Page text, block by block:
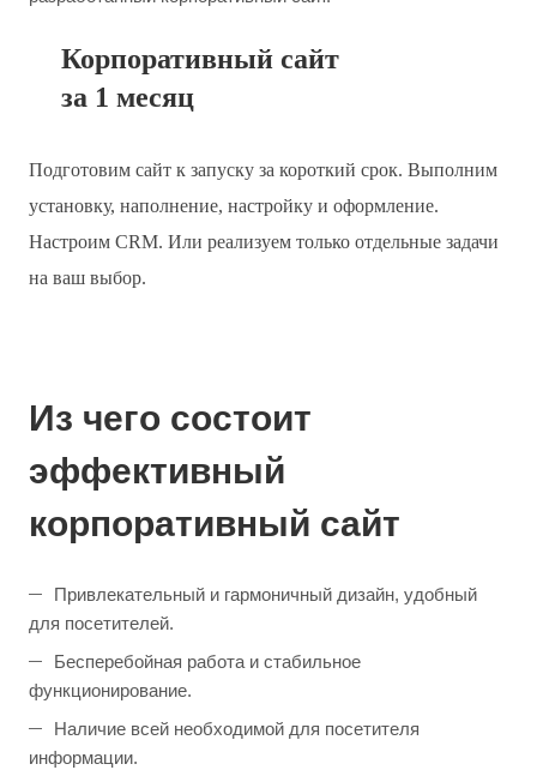
Корпоративный сайт
за 1 месяц
Подготовим сайт к запуску за короткий срок. Выполним
установку, наполнение, настройку и оформление.
Настроим CRM. Или реализуем только отдельные задачи
на ваш выбор.
Из чего состоит
эффективный
корпоративный сайт
Привлекательный и гармоничный дизайн, удобный
для посетителей.
Бесперебойная работа и стабильное
функционирование.
Наличие всей необходимой для посетителя
информации.